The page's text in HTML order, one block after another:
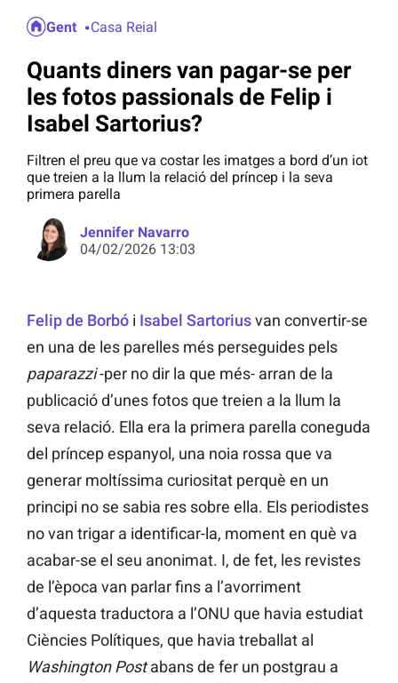
Gent Casa Reial
Quants diners van pagar-se per
les fotos passionals de Felip i
Isabel Sartorius?
Filtren el preu que va costar les imatges a bord d’un iot
que treien a la llum la relació del príncep i la seva
primera parella
Jennifer Navarro
04/02/2026 13:03
Felip de Borbó i Isabel Sartoriusvan convertir-se
en una de les parelles més perseguides pels
paparazzi-per no dir la que més- arran de la
publicació d’unes fotos que treien a la llum la
seva relació. Ella era la primera parella coneguda
del príncep espanyol, una noia rossa que va
generar moltíssima curiositat perquè en un
principi no se sabia res sobre ella. Els periodistes
no van trigar a identificar-la, moment en què va
acabar-se el seu anonimat. I, de fet, les revistes
de l’època van parlar fins a l’avorriment
d’aquesta traductora a l’ONU que havia estudiat
Ciències Polítiques, que havia treballat al
Washington Postabans de fer un postgrau a